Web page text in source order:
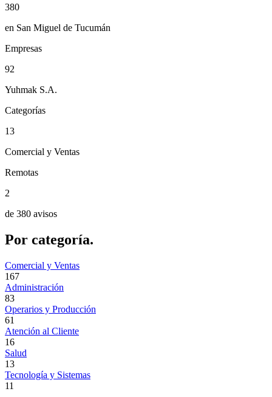
380
en San Miguel de Tucumán
Empresas
92
Yuhmak S.A.
Categorías
13
Comercial y Ventas
Remotas
2
de 380 avisos
Por categoría.
Comercial y Ventas
167
Administración
83
Operarios y Producción
61
Atención al Cliente
16
Salud
13
Tecnología y Sistemas
11